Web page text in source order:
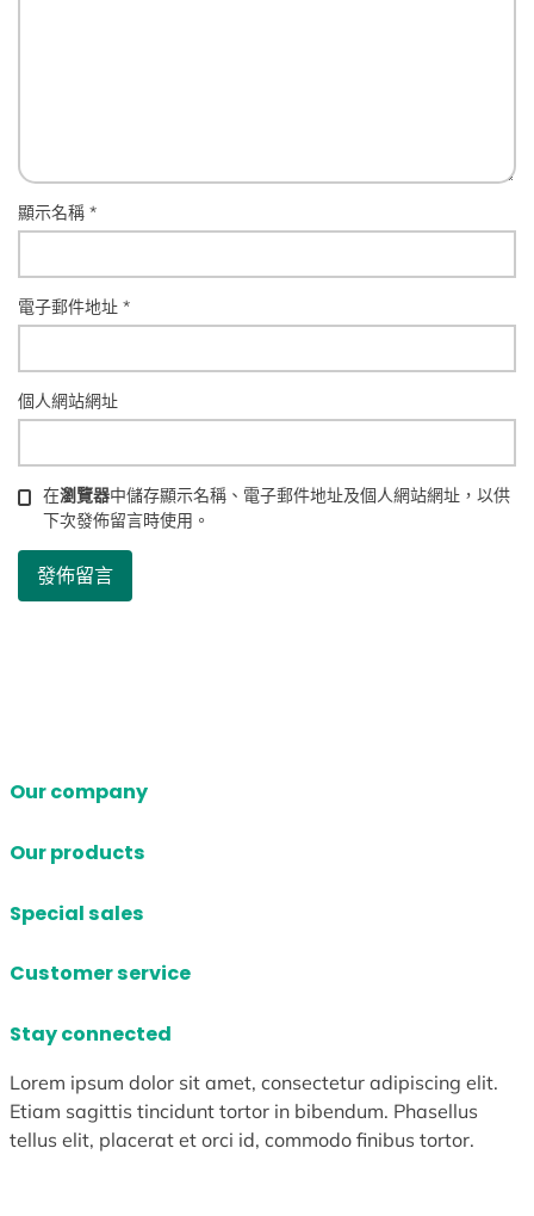
顯示名稱*
電子郵件地址*
個人網站網址
在瀏覽器中儲存顯示名稱、電子郵件地址及個人網站網址，以供
下次發佈留言時使用。
Our company
Our products
Special sales
Customer service
Stay connected
Lorem ipsum dolor sit amet, consectetur adipiscing elit.
Etiam sagittis tincidunt tortor in bibendum. Phasellus
tellus elit, placerat et orci id, commodo finibus tortor.